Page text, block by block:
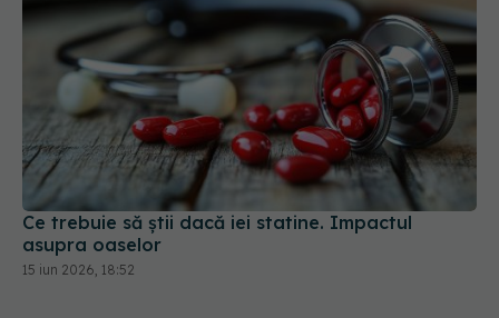
Ce trebuie să știi dacă iei statine. Impactul
asupra oaselor
15 iun 2026, 18:52